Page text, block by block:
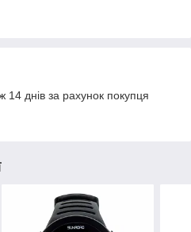
днів за рахунок покупця